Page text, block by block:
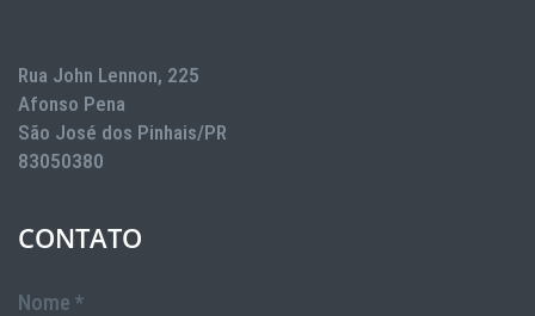
Rua John Lennon, 225
Afonso Pena
São José dos Pinhais/PR
83050380
CONTATO
Nome *